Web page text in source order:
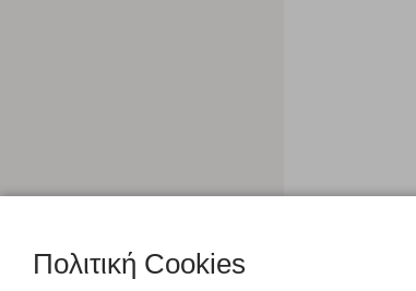
Πολιτική Cookies